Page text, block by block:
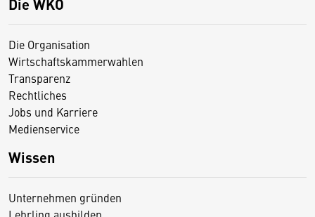
Die Organisation
Wirtschaftskammerwahlen
Transparenz
Rechtliches
Jobs und Karriere
Medienservice
Wissen
Unternehmen gründen